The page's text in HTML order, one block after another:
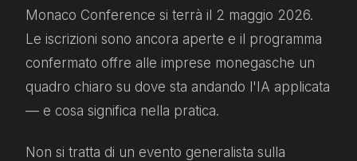
Monaco Conference si terrà il 2 maggio 2026.
Le iscrizioni sono ancora aperte e il programma
confermato offre alle imprese monegasche un
quadro chiaro su dove sta andando l'IA applicata
— e cosa significa nella pratica.
Non si tratta di un evento generalista sulla